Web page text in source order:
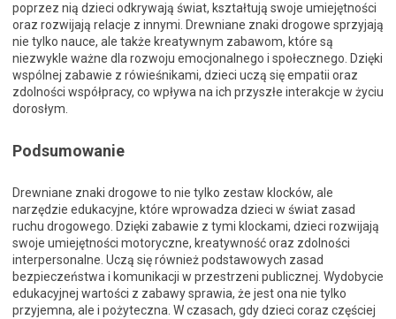
poprzez nią dzieci odkrywają świat, kształtują swoje umiejętności
oraz rozwijają relacje z innymi. Drewniane znaki drogowe sprzyjają
nie tylko nauce, ale także kreatywnym zabawom, które są
niezwykle ważne dla rozwoju emocjonalnego i społecznego. Dzięki
wspólnej zabawie z rówieśnikami, dzieci uczą się empatii oraz
zdolności współpracy, co wpływa na ich przyszłe interakcje w życiu
dorosłym.
Podsumowanie
Drewniane znaki drogowe to nie tylko zestaw klocków, ale
narzędzie edukacyjne, które wprowadza dzieci w świat zasad
ruchu drogowego. Dzięki zabawie z tymi klockami, dzieci rozwijają
swoje umiejętności motoryczne, kreatywność oraz zdolności
interpersonalne. Uczą się również podstawowych zasad
bezpieczeństwa i komunikacji w przestrzeni publicznej. Wydobycie
edukacyjnej wartości z zabawy sprawia, że jest ona nie tylko
przyjemna, ale i pożyteczna. W czasach, gdy dzieci coraz częściej